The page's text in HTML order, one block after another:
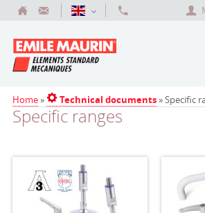
Home» Technical documents» Specific
Specific ranges